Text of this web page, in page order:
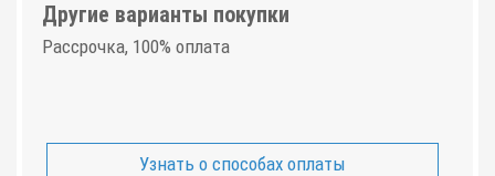
Другие варианты покупки
Рассрочка, 100% оплата
Узнать о способах оплаты